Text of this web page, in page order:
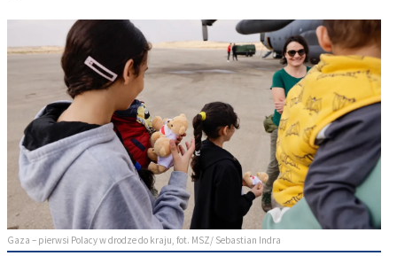
Gaza – pierwsi Polacy w drodze do kraju, fot. MSZ/ Sebastian Indra